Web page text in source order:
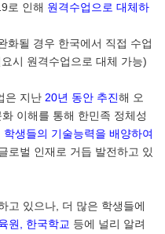
로 인해 원격수업으로 대체하
화될 경우 한국에서 직접 수업
요시 원격수업으로 대체 가능)
은 지난 20년 동안 추진해 오
이해를 통해 한민족 정체성
학생들의 기술능력을 배양하여
로벌 인재로 거듭 발전하고 있
고 있으나 더 많은 학생들에
원 한국학교 등에 널리 알려